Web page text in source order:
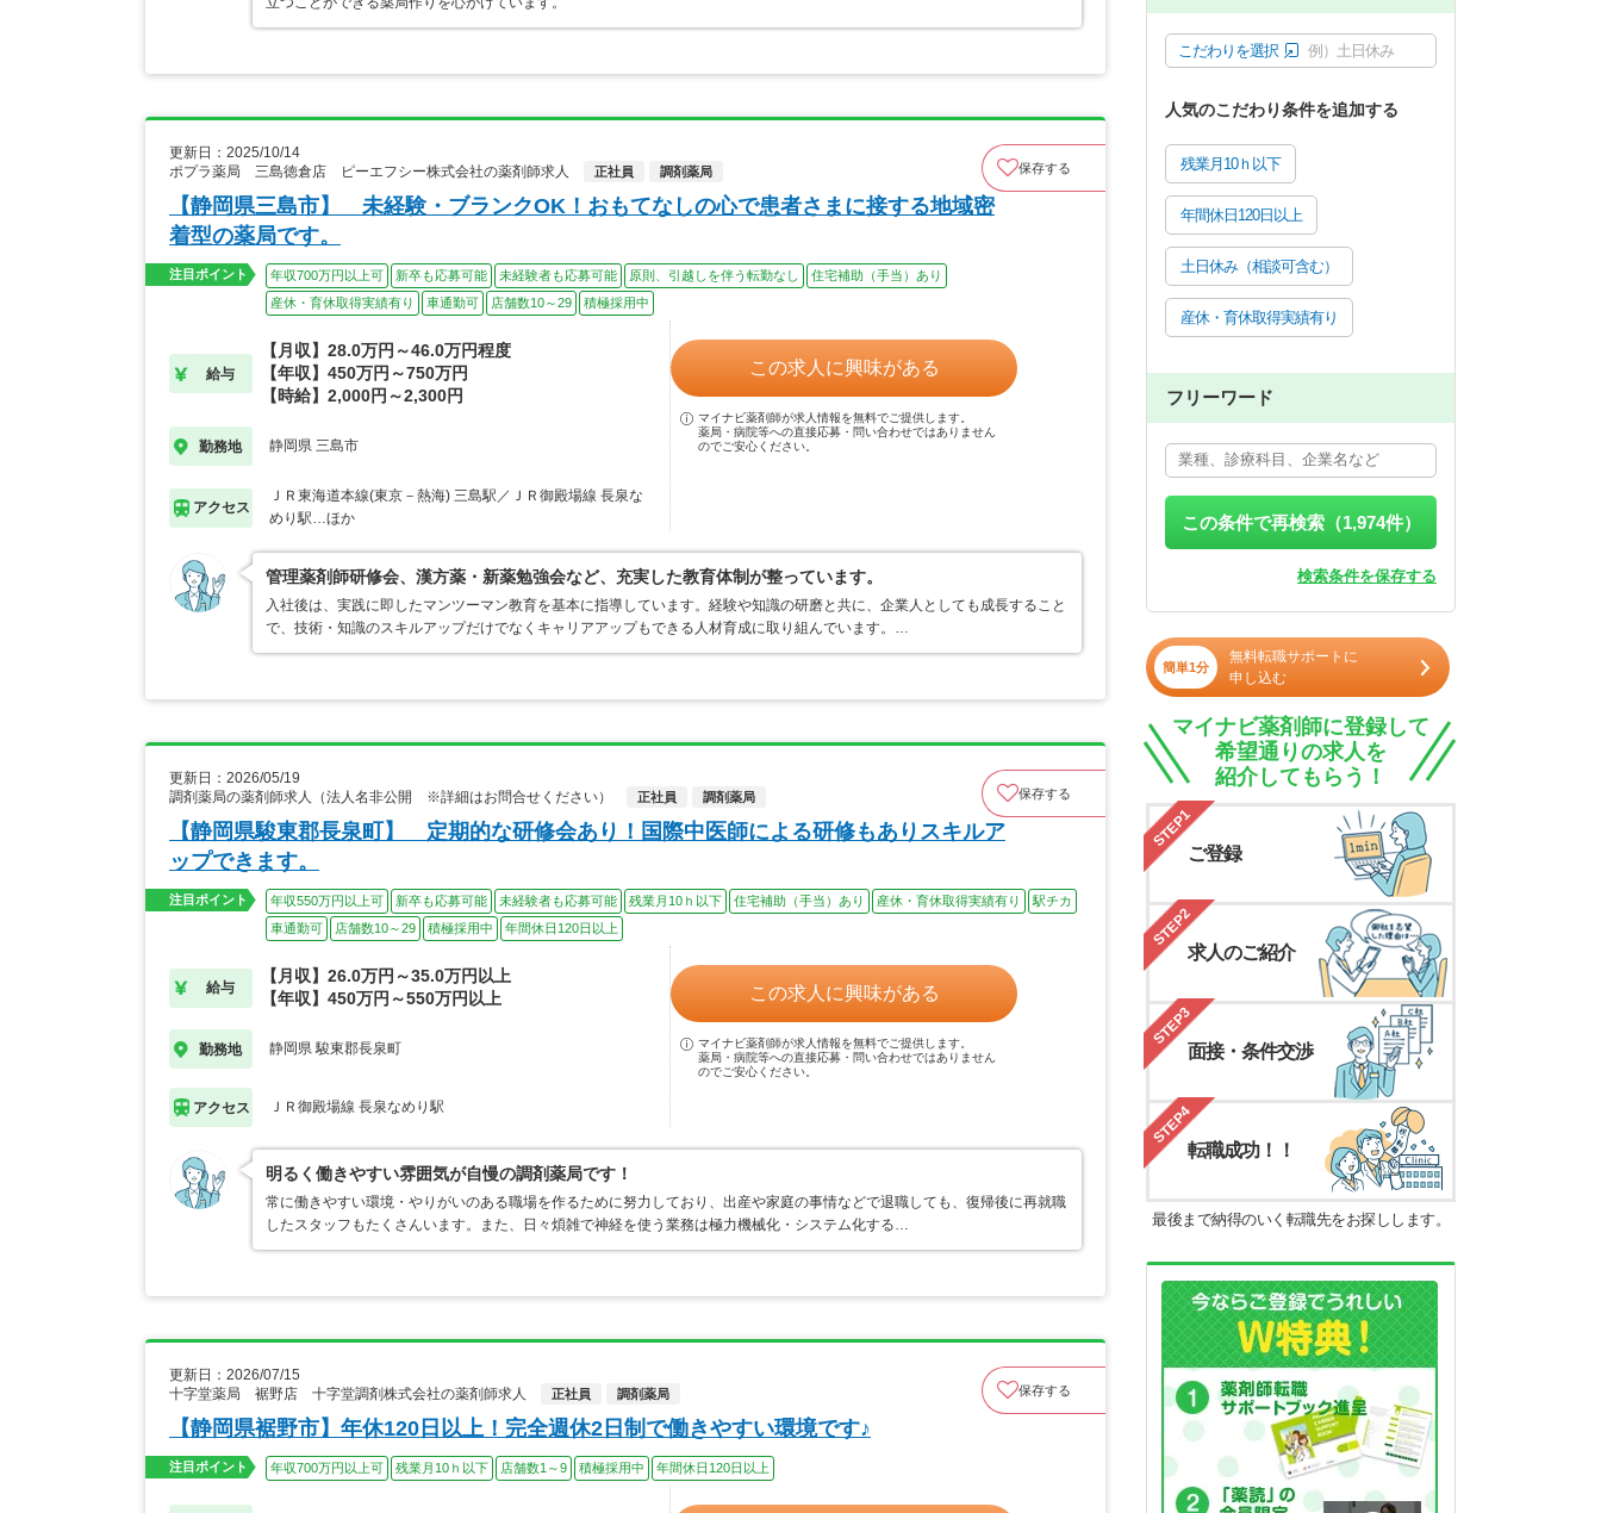
更新日：2025/10/14
ポプラ薬局 三島徳倉店 ピーエフシー株式会社の薬剤師求人
正社員 調剤薬局 保存する
【静岡県三島市】 未経験・ブランクOK！おもてなしの心で患者さまに接する地域密
着型の薬局です。
注目ポイント 年収700万円以上可 新卒も応募可能 未経験者も応募可能 原則、引越しを伴う転勤なし
住宅補助（手当）あり
産休・育休取得実績有り
車通勤可 店舗数10～29 積極採用中
給与
【月収】28.0万円～46.0万円程度
【年収】450万円～750万円
【時給】2,000円～2,300円
勤務地 静岡県 三島市
アクセス
ＪＲ東海道本線(東京－熱海) 三島駅／ＪＲ御殿場線 長泉な
めり駅…ほか
この求人に興味がある
マイナビ薬剤師が求人情報を無料でご提供します。
薬局・病院等への直接応募・問い合わせではありません
のでご安心ください。
管理薬剤師研修会、漢方薬・新薬勉強会など、充実した教育体制が整っています。
入社後は、実践に即したマンツーマン教育を基本に指導しています。経験や知識の研磨と共に、企業人としても成長すること
で、技術・知識のスキルアップだけでなくキャリアアップもできる人材育成に取り組んでいます。…
更新日：2026/05/19
調剤薬局の薬剤師求人（法人名非公開 ※詳細はお問合せください）
正社員 調剤薬局 保存する
【静岡県駿東郡長泉町】 定期的な研修会あり！国際中医師による研修もありスキルア
ップできます。
注目ポイント 年収550万円以上可 新卒も応募可能 未経験者も応募可能 残業月10ｈ以下 住宅補助（手当）あり 産休・育休取得実績有り
駅チカ
車通勤可
店舗数10～29 積極採用中 年間休日120日以上
給与
【月収】26.0万円～35.0万円以上
【年収】450万円～550万円以上
勤務地 静岡県 駿東郡長泉町
アクセス ＪＲ御殿場線 長泉なめり駅
この求人に興味がある
マイナビ薬剤師が求人情報を無料でご提供します。
薬局・病院等への直接応募・問い合わせではありません
のでご安心ください。
明るく働きやすい雰囲気が自慢の調剤薬局です！
常に働きやすい環境・やりがいのある職場を作るために努力しており、出産や家庭の事情などで退職しても、復帰後に再就職
したスタッフもたくさんいます。また、日々煩雑で神経を使う業務は極力機械化・システム化する…
更新日：2026/07/15
十字堂薬局 裾野店 十字堂調剤株式会社の薬剤師求人
正社員 調剤薬局 保存する
【静岡県裾野市】年休120日以上！完全週休2日制で働きやすい環境です♪
注目ポイント 年収700万円以上可 残業月10ｈ以下 店舗数1～9 積極採用中 年間休日120日以上
こだわりを選択 例）土日休み
人気のこだわり条件を追加する
残業月10ｈ以下
年間休日120日以上
土日休み（相談可含む）
産休・育休取得実績有り
フリーワード
この条件で再検索（1,974件）
検索条件を保存する
簡単1分
無料転職サポートに
申し込む
マイナビ薬剤師に登録して
希望通りの求人を
紹介してもらう！
STEP1
ご登録
STEP2
求人のご紹介
STEP3
面接・条件交渉
STEP4
転職成功！！
最後まで納得のいく転職先をお探しします。